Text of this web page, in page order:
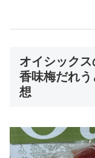
オイシック
香味梅だれ
想